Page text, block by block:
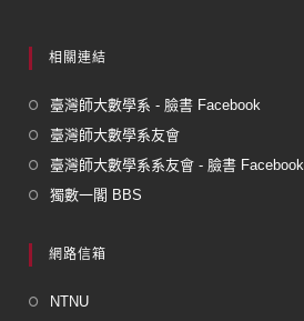
相關連結
臺灣師大數學系 - 臉書 Facebook
臺灣師大數學系友會
臺灣師大數學系系友會 - 臉書 Facebook
獨數一閣 BBS
網路信箱
NTNU